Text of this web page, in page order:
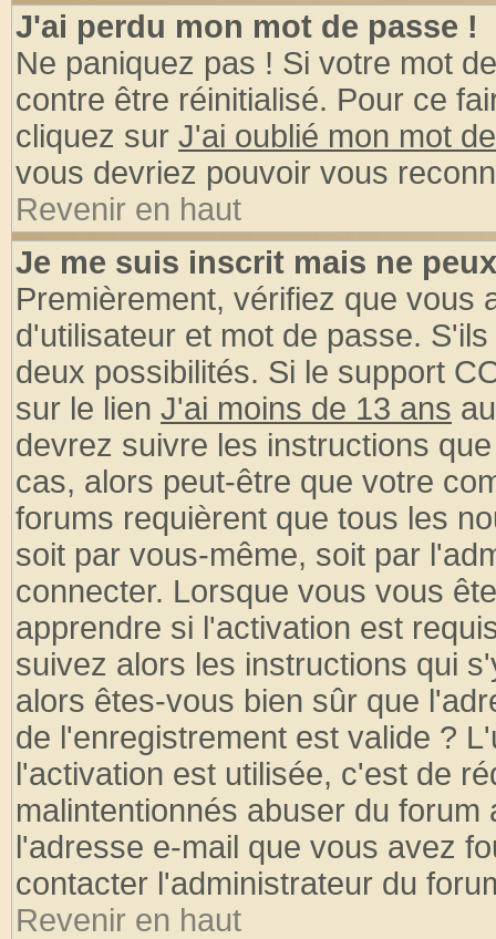
J'ai perdu mon mot de passe !
Ne paniquez pas ! Si votre mot
contre être réinitialisé. Pour ce
cliquez sur J'ai oublié mon mot
vous devriez pouvoir vous
Revenir en haut
Je me suis inscrit mais ne
Premièrement, vérifiez que vous
d'utilisateur et mot de passe.
deux possibilités. Si le support
sur le lien J'ai moins de 13 ans
devrez suivre les instructions
cas, alors peut-être que votre
forums requièrent que tous les
soit par vous-même, soit par
connecter. Lorsque vous vous
apprendre si l'activation est
suivez alors les instructions qui
alors êtes-vous bien sûr que
de l'enregistrement est valide ?
l'activation est utilisée, c'est de
malintentionnés abuser du
l'adresse e-mail que vous avez
contacter l'administrateur du
Revenir en haut